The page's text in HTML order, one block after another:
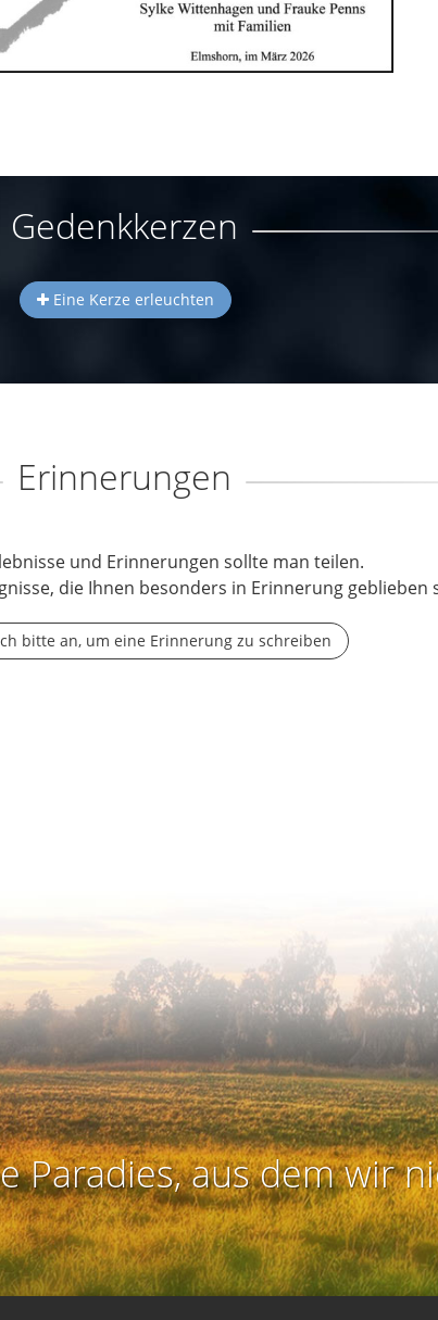
Gedenkkerzen
Eine Kerze erleuchten
Erinnerungen
und Erinnerungen sollte man teilen.
die Ihnen besonders in Erinnerung geblieben
bitte an, um eine Erinnerung zu schreiben
Paradies, aus dem wir